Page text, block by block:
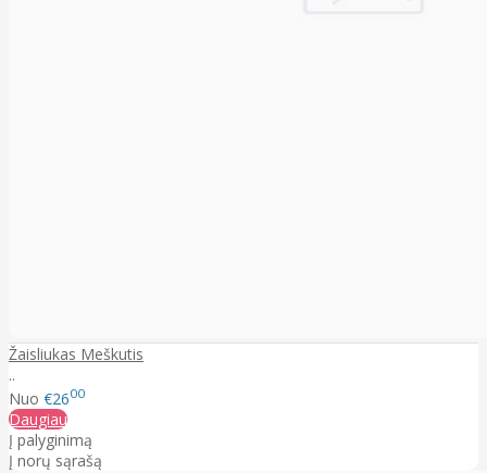
Žaisliukas Meškutis
..
Nuo €2600
Daugiau
Į palyginimą
Į norų sąrašą